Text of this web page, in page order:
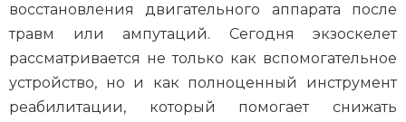
восстановления двигательного аппарата после
травм или ампутаций. Сегодня экзоскелет
рассматривается не только как вспомогательное
устройство, но и как полноценный инструмент
реабилитации, который помогает снижать